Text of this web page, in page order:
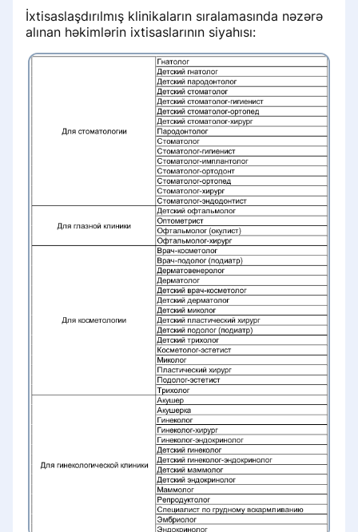
İxtisaslaşdırılmış klinikaların sıralamasında nəzərə
alınan həkimlərin ixtisaslarının siyahısı: